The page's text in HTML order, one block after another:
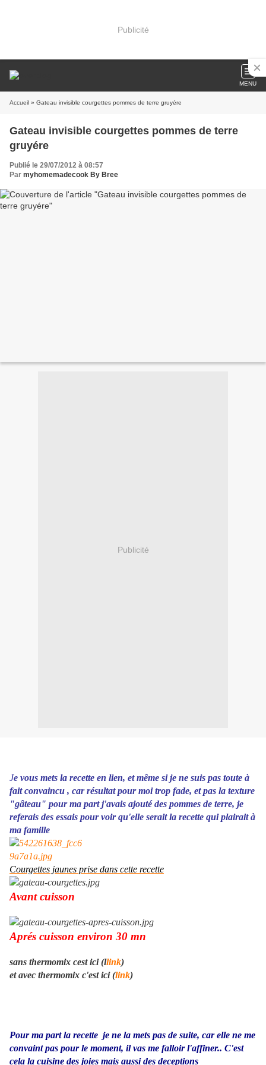
Publicité
MENU
Accueil » Gateau invisible courgettes pommes de terre gruyére
Gateau invisible courgettes pommes de terre
gruyére
Publié le 29/07/2012 à 08:57
Par myhomemadecook By Bree
Publicité
Je vous mets la recette en lien, et même si je ne suis pas toute à
fait convaincu , car résultat pour moi trop fade, et pas la texture
"gâteau" pour ma part j'avais ajouté des pommes de terre, je
referais des essais pour voir qu'elle serait la recette qui plairait à
ma famille
Courgettes jaunes prise dans cette recette
Avant cuisson
Aprés cuisson environ 30 mn
sans thermomix cest ici (llink)
et avec thermomix c'est ici (link)
Pour ma part la recette je ne la mets pas de suite, car elle ne me
convaint pas pour le moment, il vas me falloir l'affiner.. C'est
cela la cuisine des joies mais aussi des deceptions